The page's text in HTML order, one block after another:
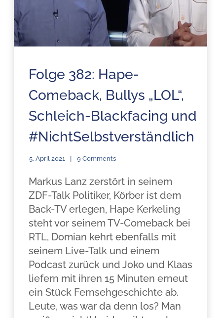
Folge 382: Hape-
Comeback, Bullys „LOL“,
Schleich-Blackfacing und
#NichtSelbstverständlich
5. April 2021 9 Comments
Markus Lanz zerstört in seinem
ZDF-Talk Politiker, Körber ist dem
Back-TV erlegen, Hape Kerkeling
steht vor seinem TV-Comeback bei
RTL, Domian kehrt ebenfalls mit
seinem Live-Talk und einem
Podcast zurück und Joko und Klaas
liefern mit ihren 15 Minuten erneut
ein Stück Fernsehgeschichte ab.
Leute, was war da denn los? Man